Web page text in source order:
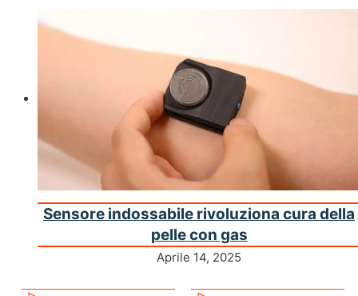
Sensore indossabile rivoluziona cura della
pelle con gas
Aprile 14, 2025